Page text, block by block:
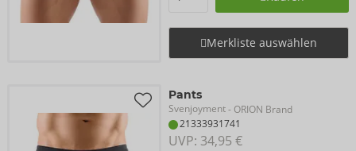
Merkliste auswählen
Pants
Svenjoyment- ORION Brand
21333931741
UVP: 34,95 €